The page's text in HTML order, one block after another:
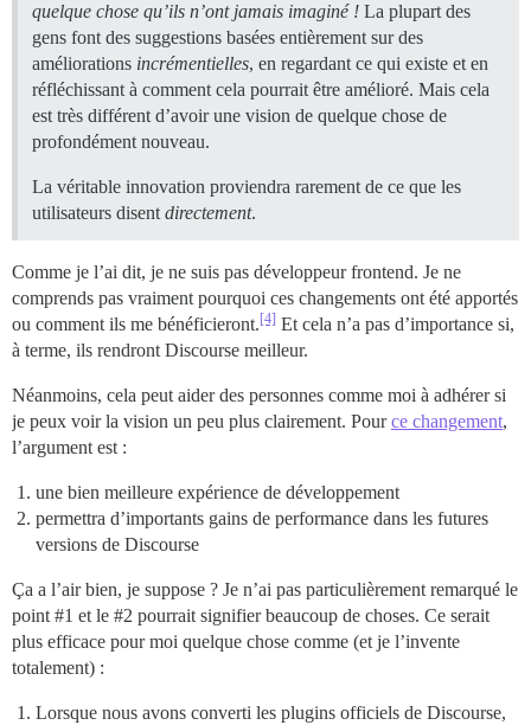
quelque chose qu’ils n’ont jamais imaginé ! La plupart des
gens font des suggestions basées entièrement sur des
améliorations incrémentielles, en regardant ce qui existe et en
réfléchissant à comment cela pourrait être amélioré. Mais cela
est très différent d’avoir une vision de quelque chose de
profondément nouveau.
La véritable innovation proviendra rarement de ce que les
utilisateurs disent directement.
Comme je l’ai dit, je ne suis pas développeur frontend. Je ne
comprends pas vraiment pourquoi ces changements ont été apportés
ou comment ils me bénéficieront. [4] Et cela n’a pas d’importance si,
à terme, ils rendront Discourse meilleur.
Néanmoins, cela peut aider des personnes comme moi à adhérer si
je peux voir la vision un peu plus clairement. Pource changement,
l’argument est :
une bien meilleure expérience de développement
permettra d’importants gains de performance dans les futures
versions de Discourse
Ça a l’air bien, je suppose ? Je n’ai pas particulièrement remarqué le
point #1 et le #2 pourrait signifier beaucoup de choses. Ce serait
plus efficace pour moi quelque chose comme (et je l’invente
totalement) :
Lorsque nous avons converti les plugins officiels de Discourse,